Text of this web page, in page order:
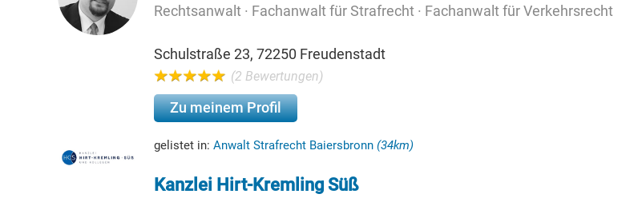
Rechtsanwalt · Fachanwalt für Strafrecht · Fachanwalt für Verkehrsrecht
Schulstraße 23, 72250 Freudenstadt
(2 Bewertungen)
Zu meinem Profil
gelistet in: Anwalt Strafrecht Baiersbronn (34km)
Kanzlei Hirt-Kremling Süß